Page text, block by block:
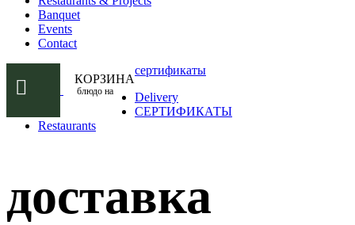
Banquet
Events
Contact
КОРЗИНА
блюдо на
сертификаты
Delivery
СЕРТИФИКАТЫ
Restaurants
доставка